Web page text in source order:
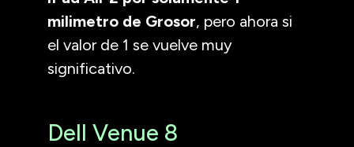
milimetro de Grosor, pero ahora si
el valor de 1 se vuelve muy
significativo.
Dell Venue 8